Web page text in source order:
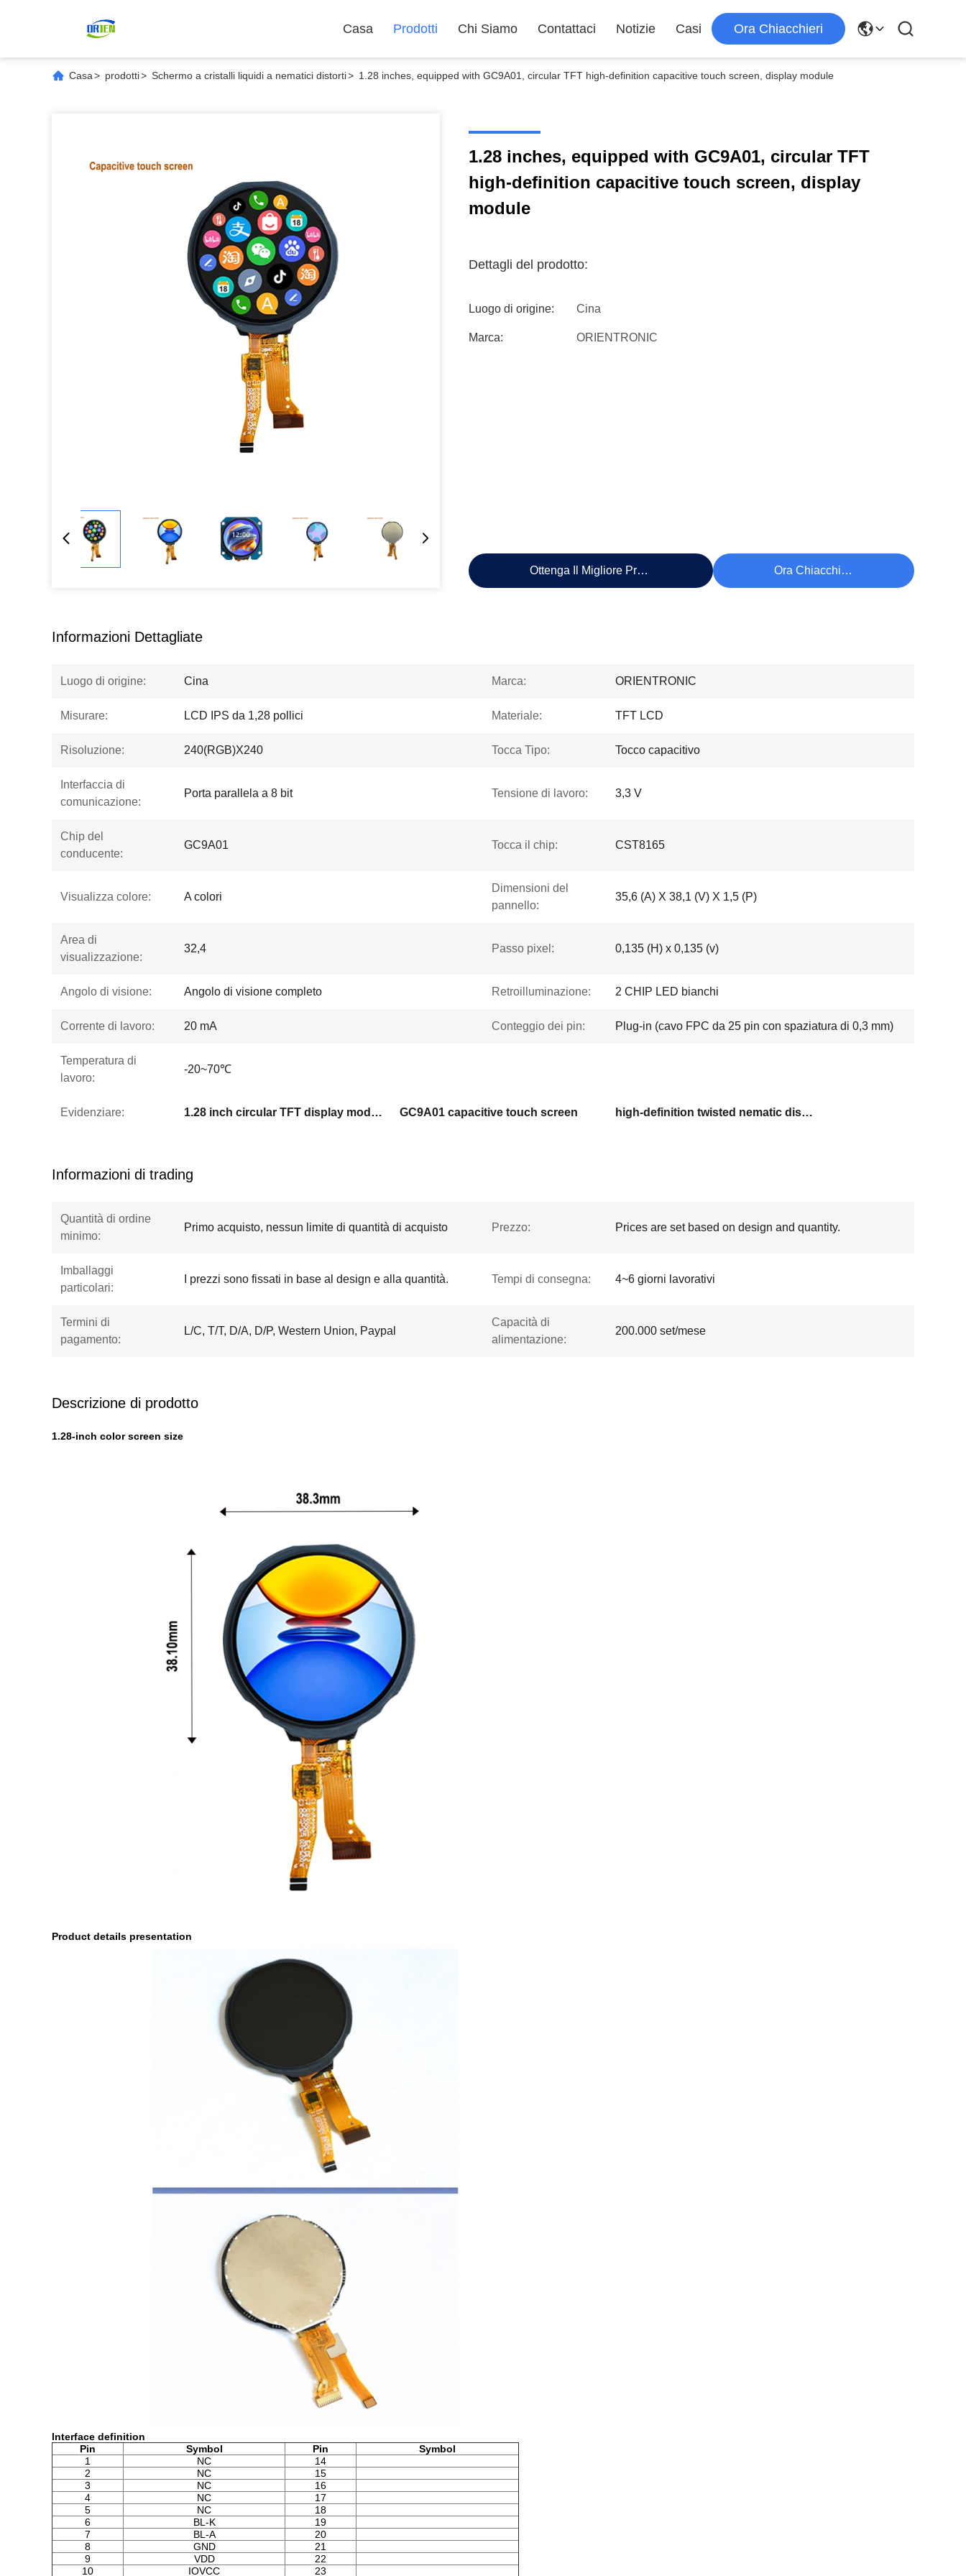
Casa Prodotti Chi Siamo Contattaci Notizie Casi Ora Chiacchieri
Casa> prodotti> Schermo a cristalli liquidi a nematici distorti> 1.28 inches, equipped with GC9A01, circular TFT high-definition capacitive touch screen, display module
1.28 inches, equipped with GC9A01, circular TFT
high-definition capacitive touch screen, display
module
Dettagli del prodotto:
Luogo di origine: Cina
Marca: ORIENTRONIC
Ottenga Il Migliore Prezzo Ora Chiacchieri
Informazioni Dettagliate
Luogo di origine: Cina Marca: ORIENTRONIC
Misurare: LCD IPS da 1,28 pollici Materiale: TFT LCD
Risoluzione: 240(RGB)X240 Tocca Tipo: Tocco capacitivo
Interfaccia di
comunicazione:
Porta parallela a 8 bit Tensione di lavoro: 3,3 V
Chip del
conducente:
GC9A01 Tocca il chip: CST8165
Visualizza colore: A colori
Dimensioni del
pannello:
35,6 (A) X 38,1 (V) X 1,5 (P)
Area di
visualizzazione:
32,4 Passo pixel: 0,135 (H) x 0,135 (v)
Angolo di visione: Angolo di visione completo Retroilluminazione: 2 CHIP LED bianchi
Corrente di lavoro: 20 mA Conteggio dei pin: Plug-in (cavo FPC da 25 pin con spaziatura di 0,3 mm)
Temperatura di
lavoro:
-20~70℃
Evidenziare: 1.28 inch circular TFT display module GC9A01 capacitive touch screen high-definition twisted nematic display
Informazioni di trading
Quantità di ordine
minimo:
Primo acquisto, nessun limite di quantità di acquisto Prezzo: Prices are set based on design and quantity.
Imballaggi
particolari:
I prezzi sono fissati in base al design e alla quantità. Tempi di consegna: 4~6 giorni lavorativi
Termini di
pagamento:
L/C, T/T, D/A, D/P, Western Union, Paypal
Capacità di
alimentazione:
200.000 set/mese
Descrizione di prodotto
1.28-inch color screen size
Product details presentation
Interface definition
Pin
Symbol Pin
Symbol
1
NC
14
2
NC
15
3
NC
16
4
NC
17
5
NC
18
6
BL-K
19
7
BL-A
20
8
GND
21
9
VDD
22
10
IOVCC 23